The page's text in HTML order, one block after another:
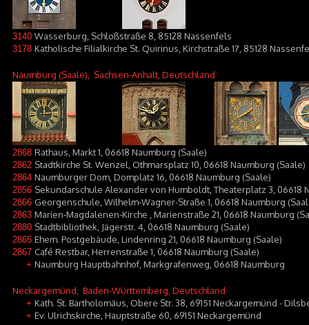
3140 Wasserburg, Schloßstraße 8, 85128 Nassenfels
3178 Katholische Filialkirche St. Quirinus, Kirchstraße 17, 85128
Naumburg (Saale) , Sachsen-Anhalt, Deutschland
2868 Rathaus, Markt 1, 06618 Naumburg (Saale)
2862 Stadtkirche St. Wenzel, Othmarsplatz 10, 06618 Naumburg (Saale)
2864 Naumburger Dom, Domplatz 16, 06618 Naumburg (Saale)
2856 Sekundarschule Alexander von Humboldt, Theaterplatz 3, 06618
2866 Georgenschule, Wilhelm-Wagner-Straße 1, 06618 Naumburg
2863 Marien-Magdalenen-Kirche , Marienstraße 21, 06618 Naumburg
2880 Stadtbibliothek, Jägerstr. 4, 06618 Naumburg (Saale)
2865 Ehem. Postgebäude, Lindenring 21, 06618 Naumburg (Saale)
2867 Café Restbar, Herrenstraße 1, 06618 Naumburg (Saale)
+ Naumburg Hauptbahnhof, Markgrafenweg, 06618 Naumburg
Neckargemünd , Baden-Württemberg, Deutschland
+ Kath. St. Bartholomäus, Obere Str. 38, 69151 Neckargemünd -
+ Ev. Ulrichskirche, Hauptstraße 60, 69151 Neckargemünd